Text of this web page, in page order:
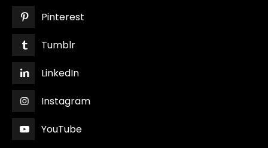
Pinterest
Tumblr
LinkedIn
Instagram
YouTube